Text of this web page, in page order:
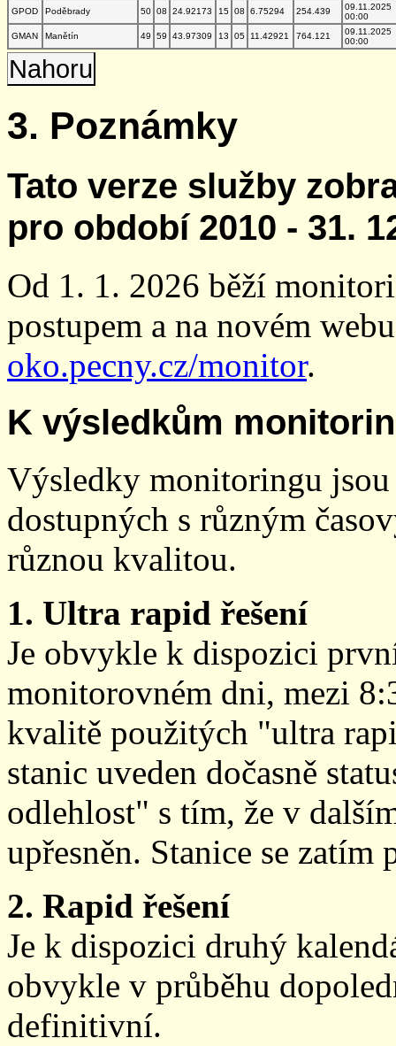
GPOD
Poděbrady 50 08 24.92173 15 08 6.75294 254.439
09.11.2025
00:00
GMAN
Manětín 49 59 43.97309 13 05 11.42921 764.121
09.11.2025
00:00
Nahoru
3. Poznámky
Tato verze služby
pro období 2010 - 31.
Od 1. 1. 2026 běží
postupem a na novém
oko.pecny.cz/monitor.
K výsledkům
Výsledky monitoringu
dostupných s různým
různou kvalitou.
1. Ultra rapid řešení
Je obvykle k dispozici
monitorovném dni, mezi
kvalitě použitých "ultra
stanic uveden dočasně
odlehlost" s tím, že v
upřesněn. Stanice se zatím
2. Rapid řešení
Je k dispozici druhý
obvykle v průběhu
definitivní.